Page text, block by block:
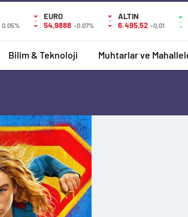
0.05%
EURO
54,9888 -0.07%
ALTIN
6.495,52 -0,01
Bilim & Teknoloji Muhtarlar ve